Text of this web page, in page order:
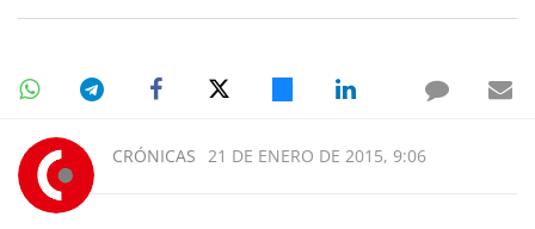
CRÓNICAS 21 DE ENERO DE 2015, 9:06